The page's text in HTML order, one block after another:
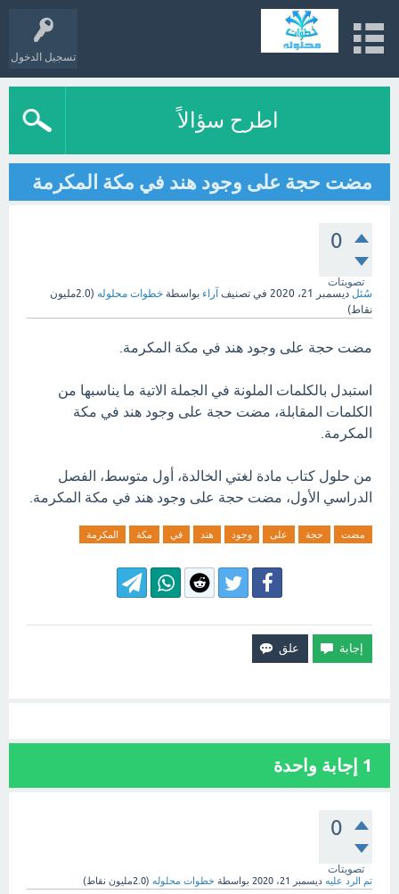
تسجيل الدخول
اطرح سؤالاً
مضت حجة على وجود هند في مكة المكرمة
0
تصويتات
سُئل ديسمبر 21، 2020 في تصنيف آراء بواسطة خطوات محلوله (2.0مليون
نقاط)
مضت حجة على وجود هند في مكة المكرمة.
استبدل بالكلمات الملونة في الجملة الاتية ما يناسبها من
الكلمات المقابلة، مضت حجة على وجود هند في مكة
المكرمة.
من حلول كتاب مادة لغتي الخالدة، أول متوسط، الفصل
الدراسي الأول، مضت حجة على وجود هند في مكة المكرمة.
مضت حجة على وجود هند في مكة المكرمة
1 إجابة واحدة
0
تصويتات
تم الرد عليه ديسمبر 21، 2020 بواسطة خطوات محلوله (2.0مليون نقاط)